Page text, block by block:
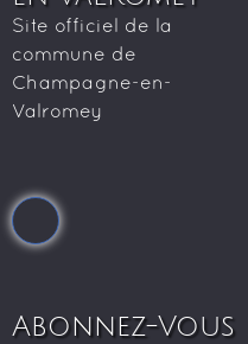
Site officiel de la
commune de
Champagne-en-
Valromey
Abonnez-Vous